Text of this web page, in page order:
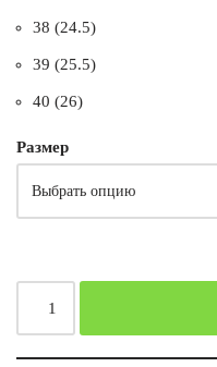
38 (24.5)
39 (25.5)
40 (26)
Размер